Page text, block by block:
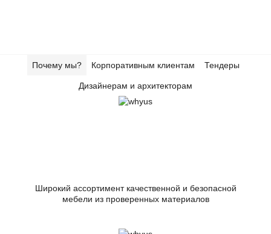
Почему мы? Корпоративным клиентам Тендеры
Дизайнерам и архитекторам
Широкий ассортимент качественной и безопасной
мебели из проверенных материалов